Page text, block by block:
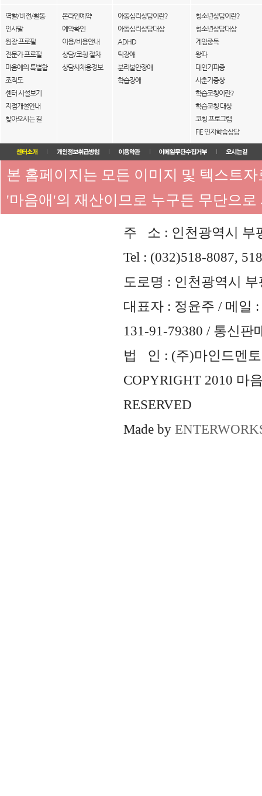
역할/비전/활동
인사말
원장 프로필
전문가 프로필
마음애의 특별함
조직도
센터 시설보기
지점개설안내
찾아오시는 길
온라인예약
예약확인
이용/비용안내
상담/코칭 절차
상담사채용정보
아동심리상담이란?
아동심리상담대상
ADHD
틱장애
분리불안장애
학습장애
청소년상담이란?
청소년상담대상
게임중독
왕따
대인기피증
사춘기증상
학습코칭이란?
학습코칭 대상
코칭 프로그램
FIE 인지학습상담
본 홈페이지는 모든 이미지 및 텍스트
'마음애'의 재산이므로 누구든 무단으
주 소 : 인천광역시 부
Tel : (032)518-8087,
도로명 : 인천광역시
대표자 : 정윤주 / 메일 :
131-91-79380 / 통신판
법 인 : (주)마인드멘토
COPYRIGHT 2010 마
RESERVED
Made by